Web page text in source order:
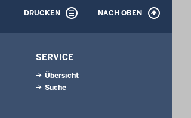
DRUCKEN NACH OBEN
SERVICE
Übersicht
Suche